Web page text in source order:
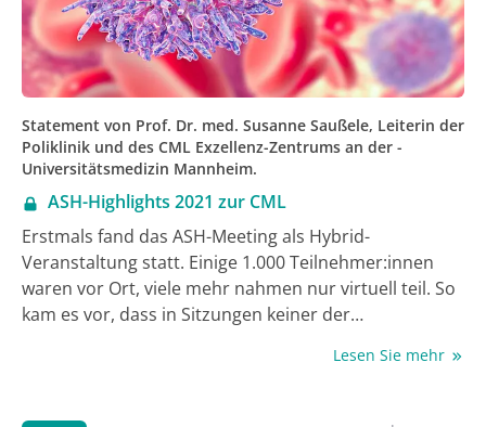
Statement von Prof. Dr. med. Susanne Saußele, Leiterin der
Poliklinik und des CML Exzellenz-Zentrums an der ­
Universitätsmedizin Mannheim.
ASH-Highlights 2021 zur CML
Erstmals fand das ASH-Meeting als Hybrid-
Veranstaltung statt. Einige 1.000 Teilnehmer:innen
waren vor Ort, viele mehr nahmen nur virtuell teil. So
kam es vor, dass in Sitzungen keiner der
doch Zuhörer im Saal saßen. Es gab viele technische
derjenigen, die vor Ort teilnahmen, sagen, dass der
Lesen Sie mehr